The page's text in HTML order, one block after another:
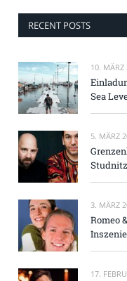
RECENT POSTS
10. MÄRZ
Sea
5. MÄRZ
3. MÄRZ
Romeo
17.